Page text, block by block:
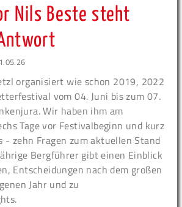
Nils Beste steht
organisiert wie schon 2019, 2022
vom 04. Juni bis zum 07.
Wir haben ihm am
Tage vor Festivalbeginn und kurz
- zehn Fragen zum aktuellen Stand
Bergführer gibt einen Einblick
Entscheidungen nach dem großen
Jahr und zu